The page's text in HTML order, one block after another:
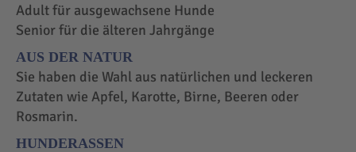
Adult für ausgewachsene Hunde
Senior für die älteren Jahrgänge
AUS DER NATUR
Sie haben die Wahl aus natürlichen und leckeren
Zutaten wie Apfel, Karotte, Birne, Beeren oder
Rosmarin.
HUNDERASSEN